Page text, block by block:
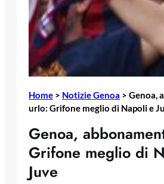
Home > Notizie Genoa > Genoa,
urlo: Grifone meglio di Napoli e
Genoa,
Grifone meglio di
Juve